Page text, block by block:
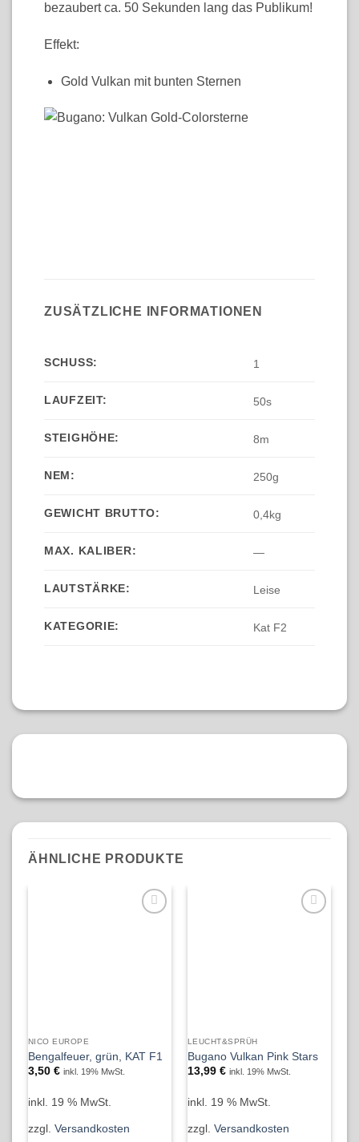
bezaubert ca. 50 Sekunden lang das Publikum!
Effekt:
Gold Vulkan mit bunten Sternen
ZUSÄTZLICHE INFORMATIONEN
SCHUSS: 1
LAUFZEIT: 50s
STEIGHÖHE: 8m
NEM: 250g
GEWICHT BRUTTO: 0,4kg
MAX. KALIBER: —
LAUTSTÄRKE: Leise
KATEGORIE: Kat F2
ÄHNLICHE PRODUKTE
NICO EUROPE
Bengalfeuer, grün, KAT F1
3,50 € inkl. 19% MwSt.
inkl. 19 % MwSt.
zzgl. Versandkosten
LEUCHT&SPRÜH
Bugano Vulkan Pink Stars
13,99 € inkl. 19% MwSt.
inkl. 19 % MwSt.
zzgl. Versandkosten